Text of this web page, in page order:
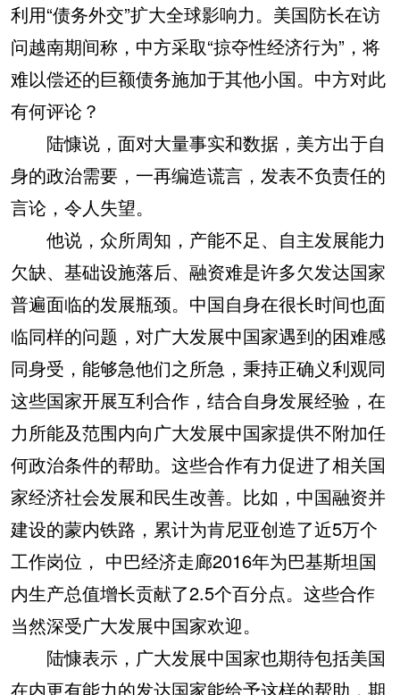
利用“债务外交”扩大全球影响力。美国防长在访
问越南期间称，中方采取“掠夺性经济行为”，将
难以偿还的巨额债务施加于其他小国。中方对此
有何评论？
陆慷说，面对大量事实和数据，美方出于自
身的政治需要，一再编造谎言，发表不负责任的
言论，令人失望。
他说，众所周知，产能不足、自主发展能力
欠缺、基础设施落后、融资难是许多欠发达国家
普遍面临的发展瓶颈。中国自身在很长时间也面
临同样的问题，对广大发展中国家遇到的困难感
同身受，能够急他们之所急，秉持正确义利观同
这些国家开展互利合作，结合自身发展经验，在
力所能及范围内向广大发展中国家提供不附加任
何政治条件的帮助。这些合作有力促进了相关国
家经济社会发展和民生改善。比如，中国融资并
建设的蒙内铁路，累计为肯尼亚创造了近5万个
工作岗位， 中巴经济走廊2016年为巴基斯坦国
内生产总值增长贡献了2.5个百分点。这些合作
当然深受广大发展中国家欢迎。
陆慷表示，广大发展中国家也期待包括美国
在内更有能力的发达国家能给予这样的帮助，期